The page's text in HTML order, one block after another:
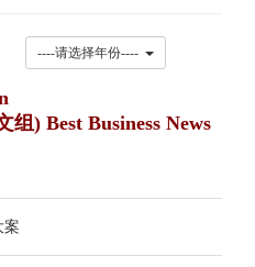
) Best Business News
案